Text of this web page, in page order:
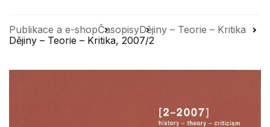
Publikace a e-shopČasopisyDějiny – Teorie – Kritika
Dějiny – Teorie – Kritika, 2007/2